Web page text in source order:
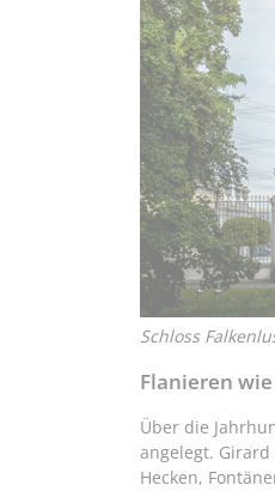
Schloss
Flanieren
Über die
angelegt.
Hecken,